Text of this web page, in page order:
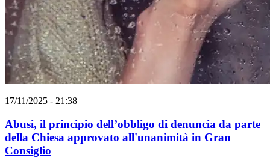
17/11/2025 - 21:38
Abusi, il principio dell’obbligo di denuncia da parte
della Chiesa approvato all'unanimità in Gran
Consiglio